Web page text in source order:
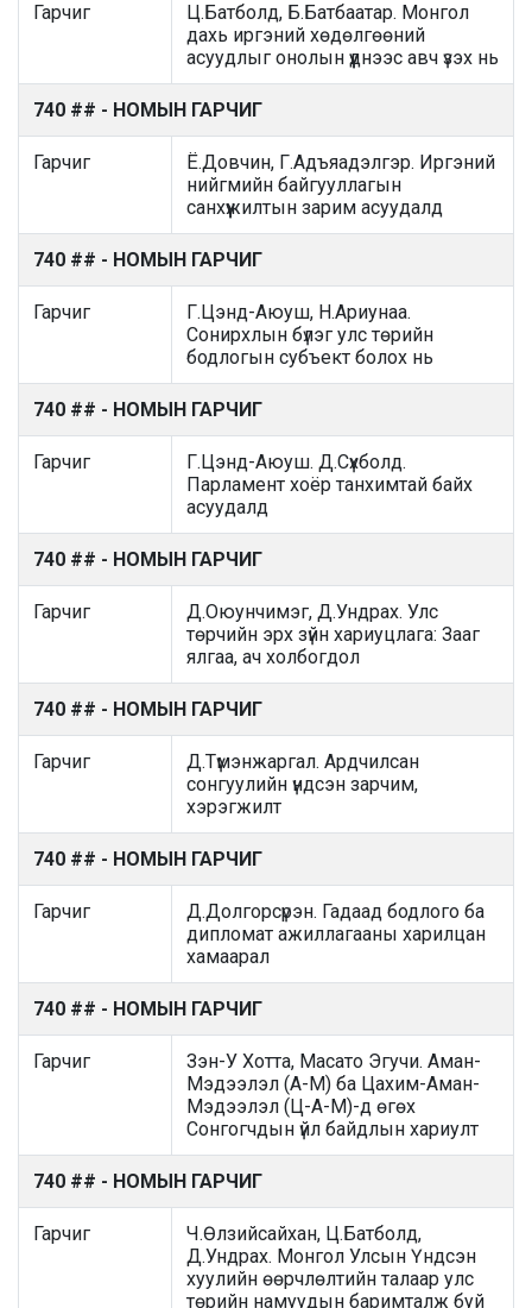
Гарчиг
Ц.Батболд, Б.Батбаатар. Монгол
дахь иргэний хөдөлгөөний
асуудлыг онолын үүднээс авч үзэх нь
740 ## - НОМЫН ГАРЧИГ
Гарчиг
Ё.Довчин, Г.Адъяадэлгэр. Иргэний
нийгмийн байгууллагын
санхүүжилтын зарим асуудалд
740 ## - НОМЫН ГАРЧИГ
Гарчиг
Г.Цэнд-Аюуш, Н.Ариунаа.
Сонирхлын бүлэг улс төрийн
бодлогын субъект болох нь
740 ## - НОМЫН ГАРЧИГ
Гарчиг
Г.Цэнд-Аюуш. Д.Сүхболд.
Парламент хоёр танхимтай байх
асуудалд
740 ## - НОМЫН ГАРЧИГ
Гарчиг
Д.Оюунчимэг, Д.Ундрах. Улс
төрчийн эрх зүйн хариуцлага: Зааг
ялгаа, ач холбогдол
740 ## - НОМЫН ГАРЧИГ
Гарчиг
Д.Түмэнжаргал. Ардчилсан
сонгуулийн үндсэн зарчим,
хэрэгжилт
740 ## - НОМЫН ГАРЧИГ
Гарчиг
Д.Долгорсүрэн. Гадаад бодлого ба
дипломат ажиллагааны харилцан
хамаарал
740 ## - НОМЫН ГАРЧИГ
Гарчиг
Зэн-У Хотта, Масато Эгучи. Аман-
Мэдээлэл (А-М) ба Цахим-Аман-
Мэдээлэл (Ц-А-М)-д өгөх
Сонгогчдын үйл байдлын хариулт
740 ## - НОМЫН ГАРЧИГ
Гарчиг
Ч.Өлзийсайхан, Ц.Батболд,
Д.Ундрах. Монгол Улсын Үндсэн
хуулийн өөрчлөлтийн талаар улс
төрийн намуудын баримталж буй